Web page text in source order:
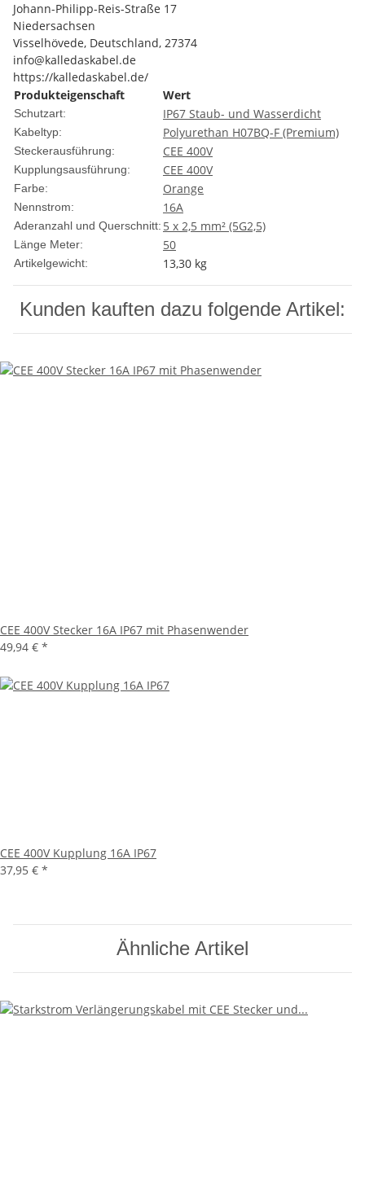
Johann-Philipp-Reis-Straße 17
Niedersachsen
Visselhövede, Deutschland, 27374
info@kalledaskabel.de
https://kalledaskabel.de/
Produkteigenschaft
Wert
Schutzart: IP67 Staub- und Wasserdicht
Kabeltyp: Polyurethan H07BQ-F (Premium)
Steckerausführung: CEE 400V
Kupplungsausführung: CEE 400V
Farbe: Orange
Nennstrom: 16A
Aderanzahl und Querschnitt: 5 x 2,5 mm² (5G2,5)
Länge Meter: 50
Artikelgewicht: 13,30 kg
Kunden kauften dazu folgende Artikel:
CEE 400V Stecker 16A IP67 mit Phasenwender
49,94 € *
CEE 400V Kupplung 16A IP67
37,95 € *
Ähnliche Artikel